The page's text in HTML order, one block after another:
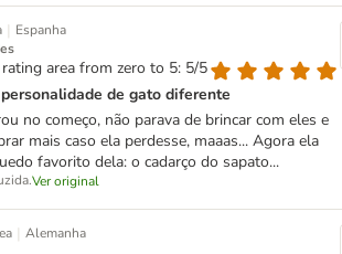
| Espanha
area from zero to 5: 5/5
de gato diferente
no começo, não parava de brincar com eles e
mais caso ela perdesse, maaas... Agora ela
favorito dela: o cadarço do sapato...
Ver original
| Alemanha